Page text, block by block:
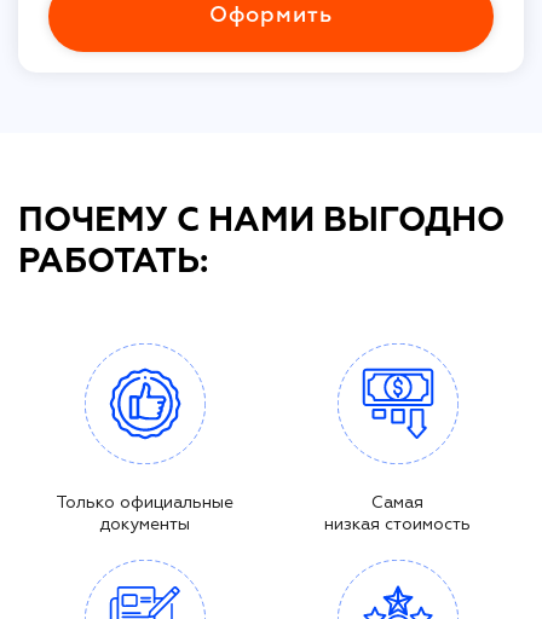
Оформить
ПОЧЕМУ С НАМИ ВЫГОДНО
РАБОТАТЬ:
Только официальные
документы
Самая
низкая стоимость